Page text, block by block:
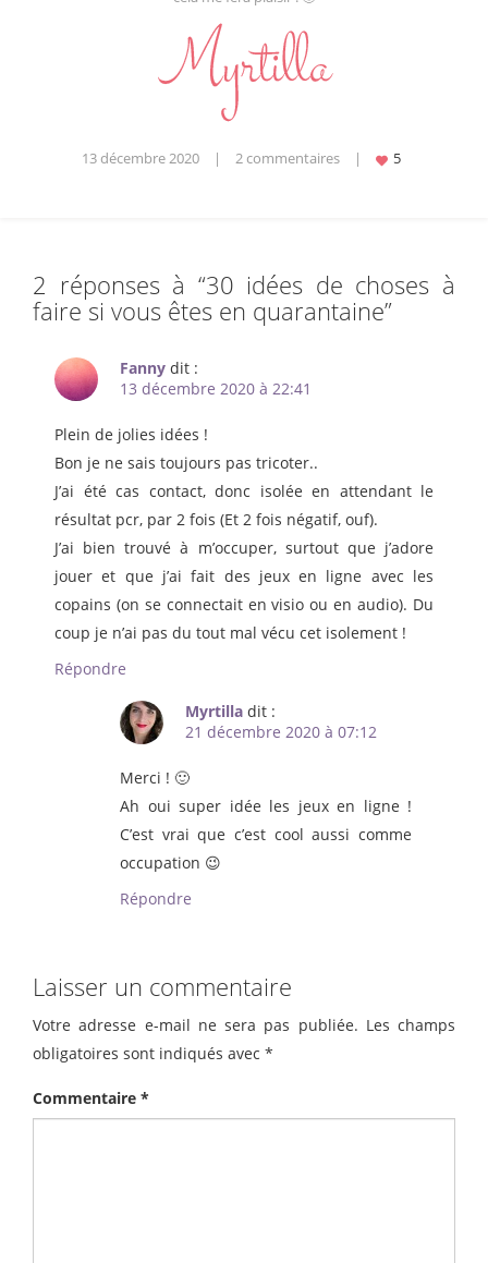
13 décembre 2020 | 2 commentaires |
2 réponses à “30 idées de choses à
faire si vous êtes en quarantaine”
Fanny dit :
13 décembre 2020 à 22:41
Plein de jolies idées !
Bon je ne sais toujours pas tricoter..
J’ai été cas contact, donc isolée en attendant le
résultat pcr, par 2 fois (Et 2 fois négatif, ouf).
J’ai bien trouvé à m’occuper, surtout que j’adore
jouer et que j’ai fait des jeux en ligne avec les
copains (on se connectait en visio ou en audio). Du
coup je n’ai pas du tout mal vécu cet isolement !
Répondre
Myrtilla dit :
21 décembre 2020 à 07:12
Merci ! 🙂
Ah oui super idée les jeux en ligne !
C’est vrai que c’est cool aussi comme
occupation 😉
Répondre
Laisser un commentaire
Votre adresse e-mail ne sera pas publiée. Les champs
obligatoires sont indiqués avec *
Commentaire *